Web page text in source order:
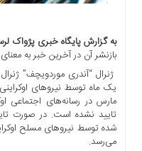
علمی
آموزشی
دسترسی
سریع
ارتباط
به گزارش پایگاه خبری پژواک
بازنشر آن در آخرین خبر به
ژنرال “آندری موردویچف”
مارس در رسانه‌های اجتماعی
تایید نشده است. در صورت
می‌رسد.